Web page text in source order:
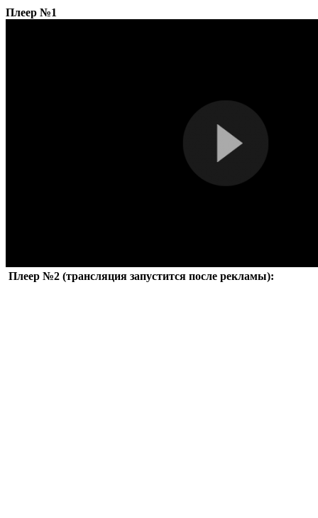
Плеер №1
Плеер №2 (трансляция запустится после рекламы):